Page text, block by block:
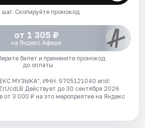
шаг. Скопируйте промокод
от 1 305 ₽
на Яндекс Афише
билет и примените промокод
до оплаты
МУЗЫКА", ИНН: 9705121040 erid:
Действует до 30 сентября 2026
от 3 000 ₽ на это мероприятие на Яндекс